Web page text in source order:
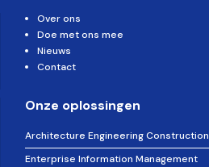
Over ons
Doe met ons mee
Nieuws
Contact
Onze oplossingen
Architecture Engineering Construction
Enterprise Information Management